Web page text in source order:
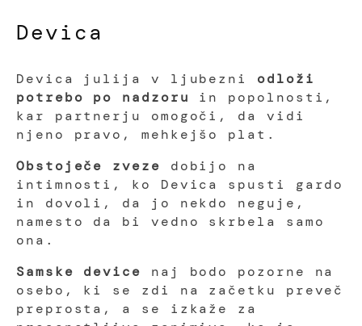
Devica
Devica julija v ljubezni
odloži
potrebo po nadzoru
in popolnosti,
kar partnerju omogoči, da vidi
njeno pravo, mehkejšo plat.
Obstoječe zveze dobijo na
intimnosti, ko Devica spusti gardo
in dovoli, da jo nekdo neguje,
namesto da bi vedno skrbela samo
ona.
Samske device naj bodo pozorne na
osebo, ki se zdi na začetku preveč
preprosta, a se izkaže za